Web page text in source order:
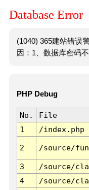
Database Error
(1040) 365建站错误
因：1、数据库密码
PHP Debug
No. File
1
/index.php
2 /source/
3 /source/
4
/source/